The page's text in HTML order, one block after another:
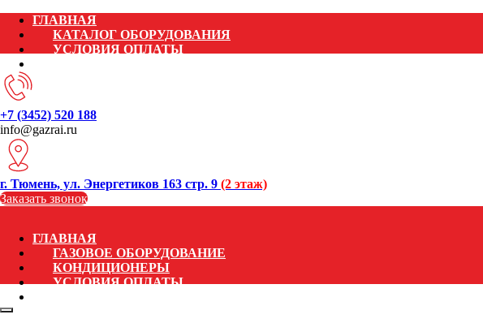
ГЛАВНАЯ
КАТАЛОГ ОБОРУДОВАНИЯ
УСЛОВИЯ ОПЛАТЫ
+7 (3452) 520 188
info@gazrai.ru
г. Тюмень, ул. Энергетиков 163 стр. 9 (2 этаж)
Заказать звонок
ГЛАВНАЯ
ГАЗОВОЕ ОБОРУДОВАНИЕ
КОНДИЦИОНЕРЫ
УСЛОВИЯ ОПЛАТЫ